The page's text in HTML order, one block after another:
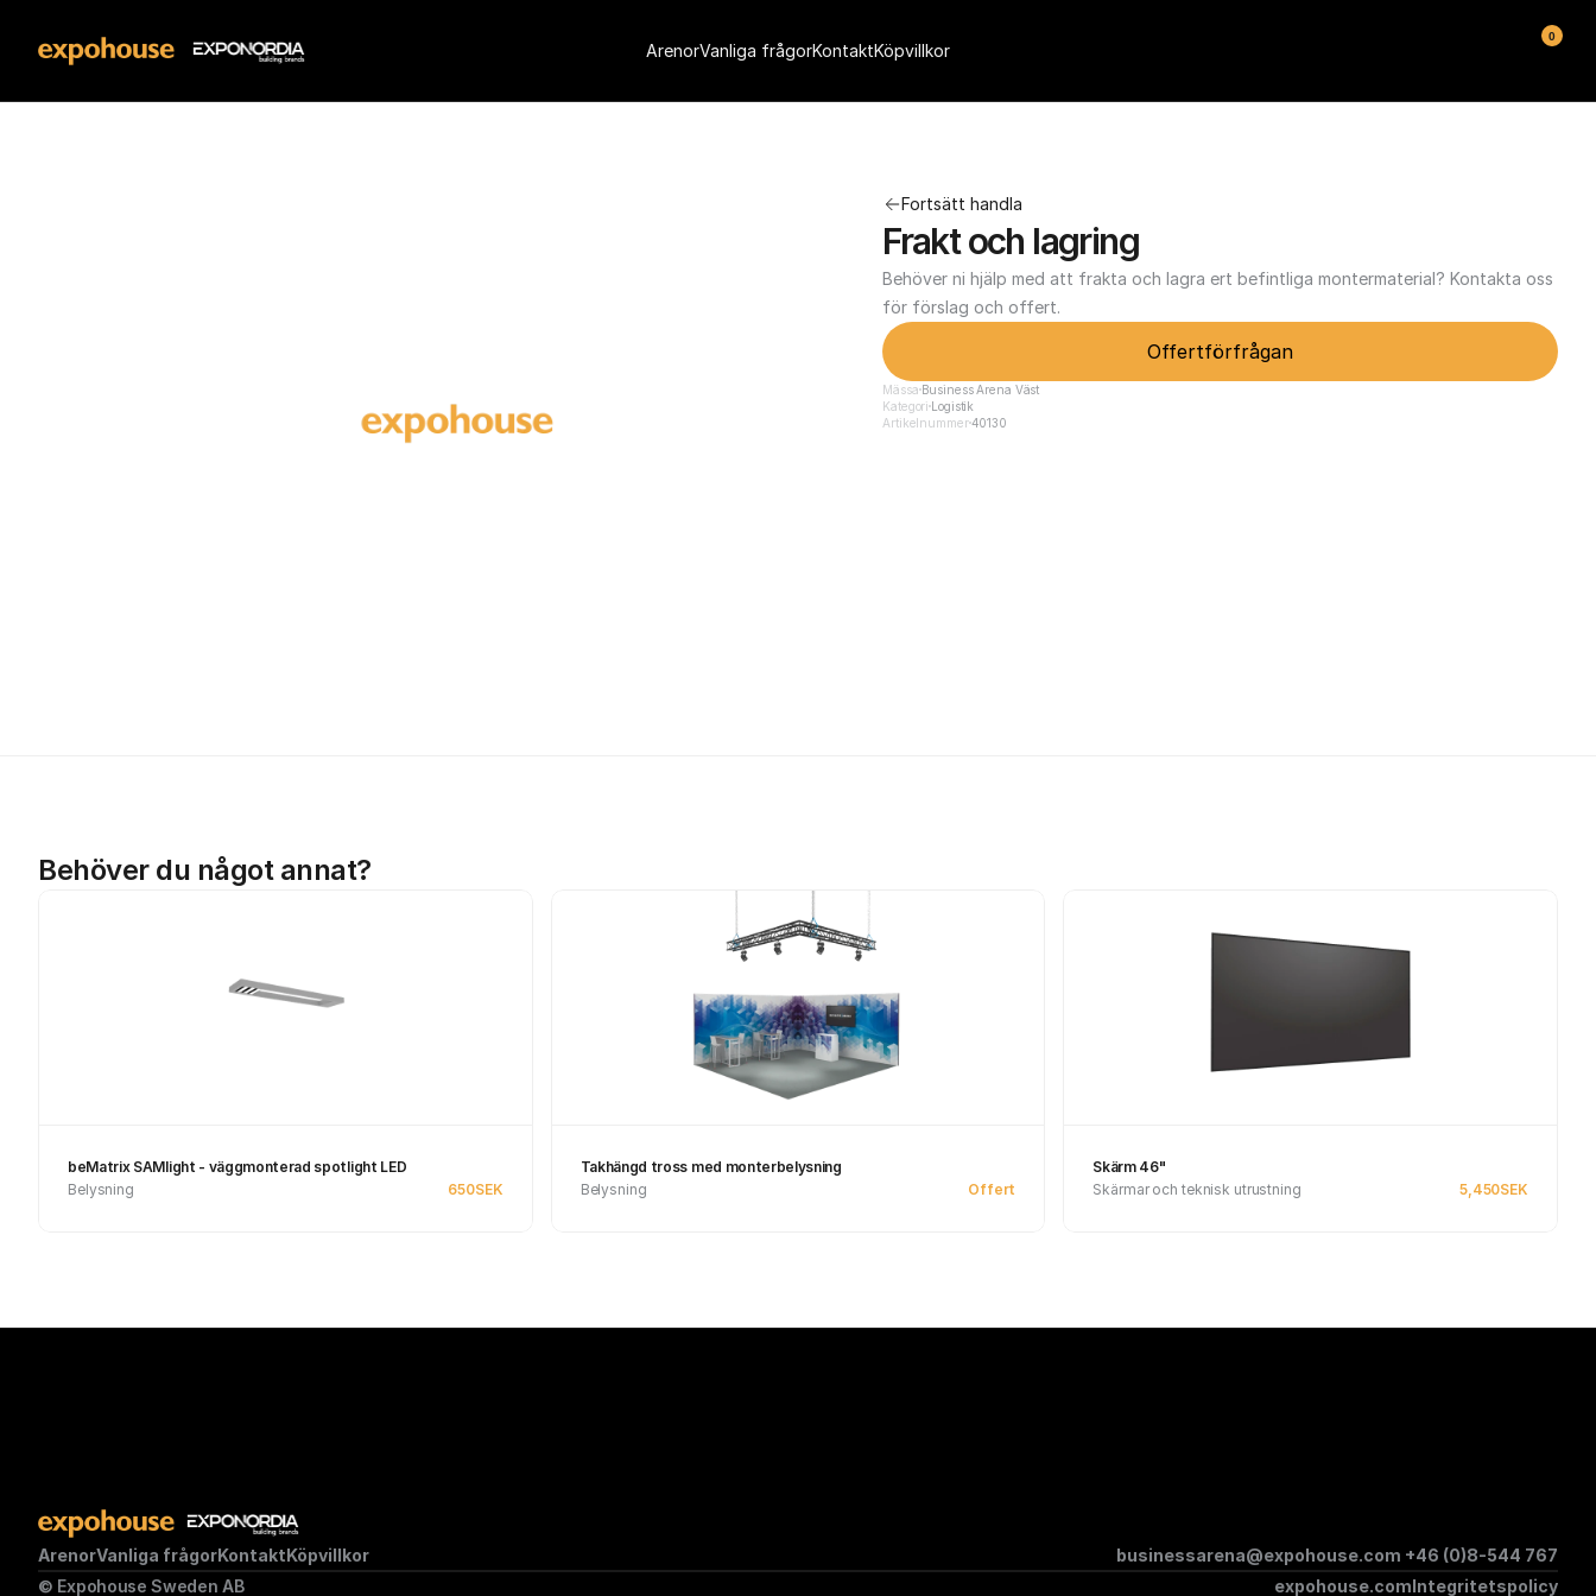
Fortsätt handla
Frakt och lagring
Behöver ni hjälp med att frakta och lagra ert befintliga montermaterial? Kontakta oss
för förslag och offert.
Offertförfrågan
Mässa Business Arena Väst
Kategori Logistik
Artikelnummer40130
Behöver du något annat?
beMatrix SAMlight - väggmonterad spotlight LED
Belysning
650SEK
Takhängd tross med monterbelysning
Belysning
Offert
Skärm 46"
Skärmar och teknisk utrustning
5,450SEK
ArenorVanliga frågorKontaktKöpvillkor businessarena@expohouse.com +46 (0)8-544 767
© Expohouse Sweden AB
expohouse.comIntegritetspolicy
ArenorVanliga frågorKontaktKöpvillkor
0